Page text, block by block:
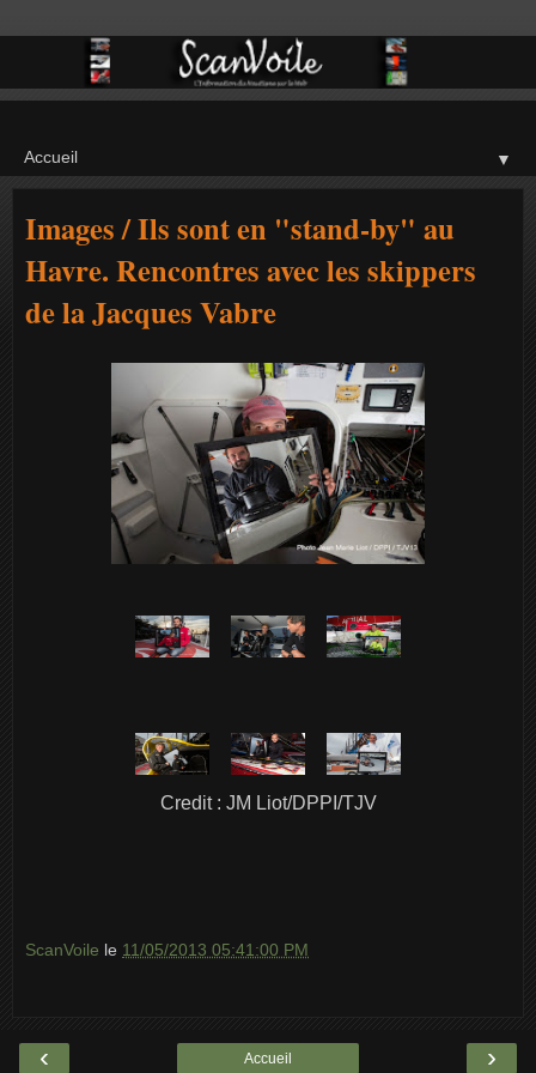
▼
Images / Ils sont en "stand-by" au
Havre. Rencontres avec les skippers
de la Jacques Vabre
Credit : JM Liot/DPPI/TJV
ScanVoile le 11/05/2013 05:41:00 PM
‹ ›
Accueil